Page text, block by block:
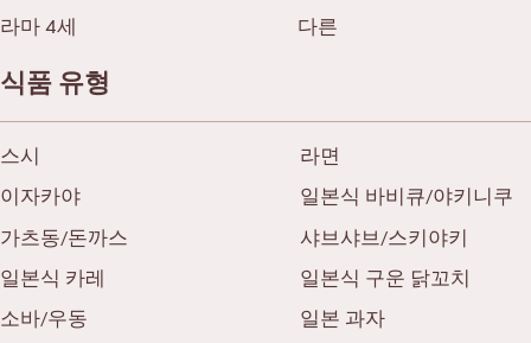
라마 4세
다른
식품 유형
스시
라면
이자카야
일본식 바비큐/야키니쿠
가츠동/돈까스
샤브샤브/스키야키
일본식 카레
일본식 구운 닭꼬치
소바/우동
일본 과자